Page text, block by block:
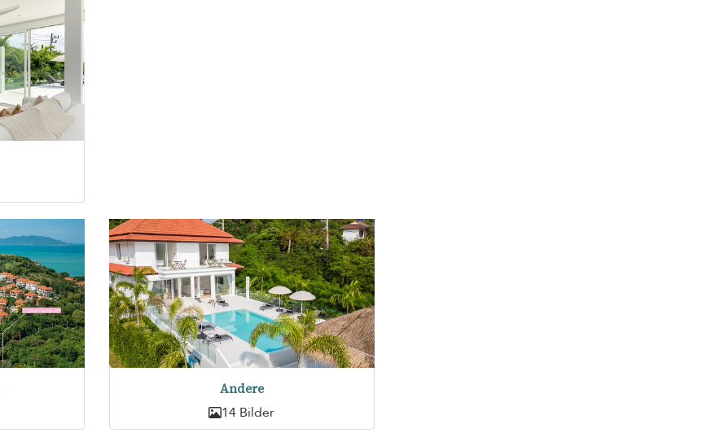
Andere
14 Bilder